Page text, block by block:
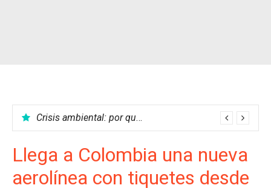
Crisis ambiental: por qué no podemos parar el calentamiento global
Llega a Colombia una nueva
aerolínea con tiquetes desde